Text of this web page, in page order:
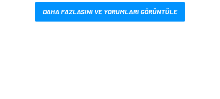
DAHA FAZLASINI VE YORUMLARI GÖRÜNTÜLE